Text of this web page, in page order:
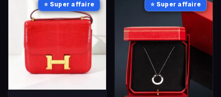
⭐ Super affaire ⭐ Super affaire